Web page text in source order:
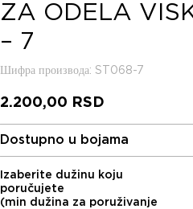
ZA ODELA
– 7
Шифра производа: ST068-7
2.200,00 RSD
Dostupno u bojama
Izaberite dužinu koju
poručujete
(min dužina za poruživanje